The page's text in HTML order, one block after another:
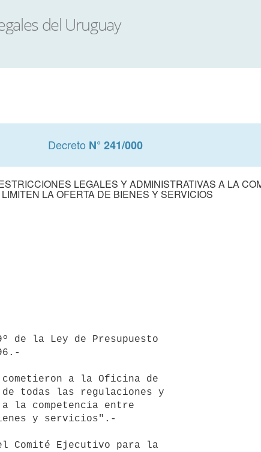
Decreto N° 241/000
LEGALES Y ADMINISTRATIVAS A LA
LA OFERTA DE BIENES Y SERVICIOS
de la Ley de Presupuesto
cometieron a la Oficina de
todas las regulaciones y
la competencia entre
y servicios".-
Comité Ejecutivo para la